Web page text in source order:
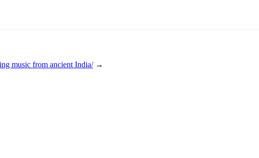
music from ancient India/→